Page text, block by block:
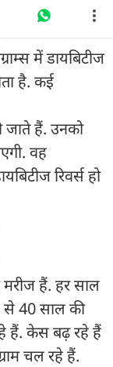
में डायबिटीज
है. कई
जाते हैं. उनको
वह
रिवर्स हो
मरीज हैं. हर साल
से 40 साल की
हैं. केस बढ़ रहे हैं
चल रहे हैं.